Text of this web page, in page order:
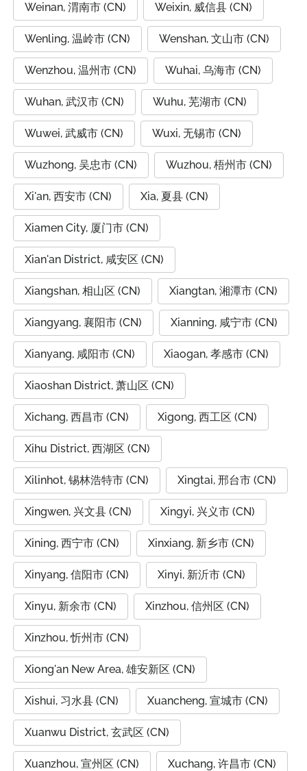
Weinan, 渭南市 (CN) Weixin, 威信县 (CN)
Wenling, 温岭市 (CN) Wenshan, 文山市 (CN)
Wenzhou, 温州市 (CN) Wuhai, 乌海市 (CN)
Wuhan, 武汉市 (CN) Wuhu, 芜湖市 (CN)
Wuwei, 武威市 (CN) Wuxi, 无锡市 (CN)
Wuzhong, 吴忠市 (CN) Wuzhou, 梧州市 (CN)
Xi'an, 西安市 (CN) Xia, 夏县 (CN)
Xiamen City, 厦门市 (CN)
Xian'an District, 咸安区 (CN)
Xiangshan, 相山区 (CN) Xiangtan, 湘潭市 (CN)
Xiangyang, 襄阳市 (CN) Xianning, 咸宁市 (CN)
Xianyang, 咸阳市 (CN) Xiaogan, 孝感市 (CN)
Xiaoshan District, 萧山区 (CN)
Xichang, 西昌市 (CN) Xigong, 西工区 (CN)
Xihu District, 西湖区 (CN)
Xilinhot, 锡林浩特市 (CN) Xingtai, 邢台市 (CN)
Xingwen, 兴文县 (CN) Xingyi, 兴义市 (CN)
Xining, 西宁市 (CN) Xinxiang, 新乡市 (CN)
Xinyang, 信阳市 (CN) Xinyi, 新沂市 (CN)
Xinyu, 新余市 (CN) Xinzhou, 信州区 (CN)
Xinzhou, 忻州市 (CN)
Xiong'an New Area, 雄安新区 (CN)
Xishui, 习水县 (CN) Xuancheng, 宣城市 (CN)
Xuanwu District, 玄武区 (CN)
Xuanzhou, 宣州区 (CN) Xuchang, 许昌市 (CN)